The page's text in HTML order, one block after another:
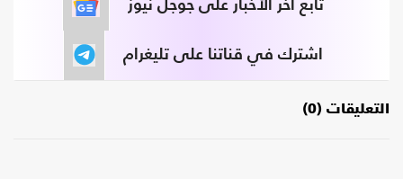
تابع آخر الأخبار على جوجل نيوز
اشترك في قناتنا على تليغرام
التعليقات (0)